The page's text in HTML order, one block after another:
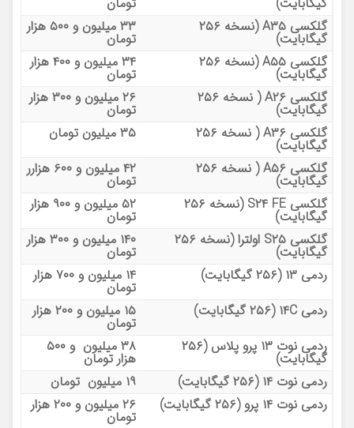
گلکسی A۳۵ (نسخه ۲۵۶
گیگابایت)
۳۳ میلیون و ۵۰۰ هزار
تومان
گلکسی A۵۵ (نسخه ۲۵۶
گیگابایت)
۳۴ میلیون و ۴۰۰ هزار
تومان
گلکسی A۲۶ ( نسخه ۲۵۶
گیگابایت)
۲۶ میلیون و ۳۰۰ هزار
تومان
گلکسی A۳۶ ( نسخه ۲۵۶
گیگابایت)
۳۵ میلیون تومان
گلکسی A۵۶ ( نسخه ۲۵۶
گیگابایت)
۴۲ میلیون و ۶۰۰ هزارر
تومان
گلکسی S۲۴ FE (نسخه ۲۵۶
گیگابایت)
۵۲ میلیون و ۹۰۰ هزار
تومان
گلکسی S۲۵ اولترا (نسخه ۲۵۶
گیگابایت)
۱۴۰ میلیون و ۳۰۰ هزار
تومان
ردمی ۱۳ (۲۵۶ گیگابایت)
۱۴ میلیون و ۷۰۰ هزار
تومان
ردمی ۱۴C (۲۵۶ گیگابایت)
۱۵ میلیون و ۲۰۰ هزار
تومان
ردمی نوت ۱۳ پرو پلاس (۲۵۶
گیگابایت)
۳۸ میلیون و ۵۰۰
هزار تومان
ردمی نوت ۱۴ (۲۵۶ گیگابایت)
۱۹ میلیون تومان
ردمی نوت ۱۴ پرو (۲۵۶ گیگابایت)
۲۶ میلیون و ۲۰۰ هزار
تومان